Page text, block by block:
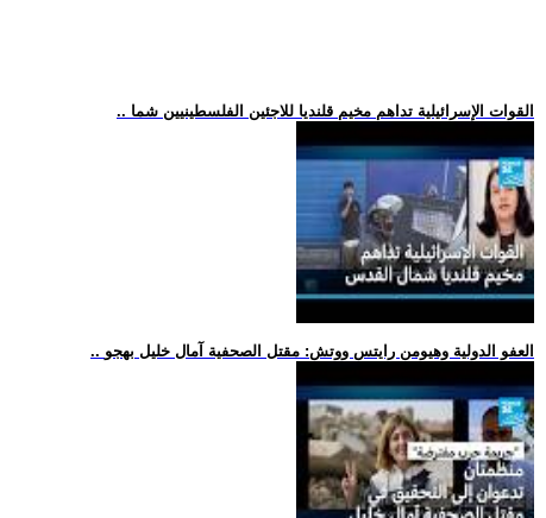
.. القوات الإسرائيلية تداهم مخيم قلنديا للاجئين الفلسطينيين شما
.. العفو الدولية وهيومن رايتس ووتش: مقتل الصحفية آمال خليل بهجو